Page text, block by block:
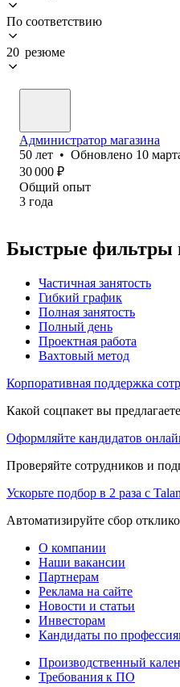
По соответствию
20 резюме
Администратор магазина
50 лет • Обновлено 10
30 000 ₽
Общий опыт
3 года
Быстрые фильтры
Частичная занятость
Гибкий график
Полная занятость
Полный день
Проектная работа
Вахтовый метод
Корпоративная поддержка
Какой соцпакет вы
Оформляйте кандидатов
Проверяйте сотрудников и
Ускорьте подбор в 2 раза с
Автоматизируйте сбор
О компании
Наши вакансии
Партнерам
Реклама на сайте
Новости и статьи
Инвесторам
Кандидаты по
Производственный
Требования к ПО